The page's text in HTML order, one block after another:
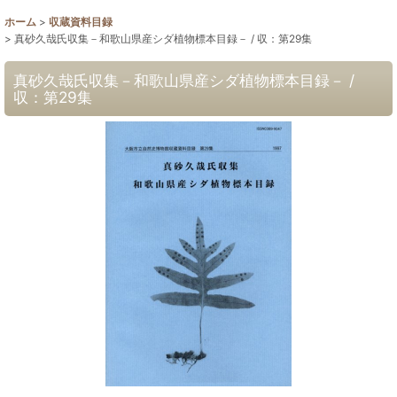
ホーム > 収蔵資料目録
> 真砂久哉氏収集－和歌山県産シダ植物標本目録－ / 収：第29集
真砂久哉氏収集－和歌山県産シダ植物標本目録－ /
収：第29集